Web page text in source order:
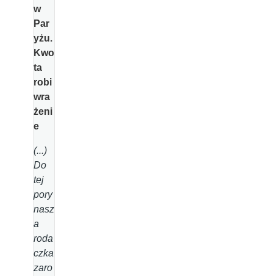
w
Par
yżu.
Kwo
ta
robi
wra
żeni
e
(...)
Do
tej
pory
nasz
a
roda
czka
zaro